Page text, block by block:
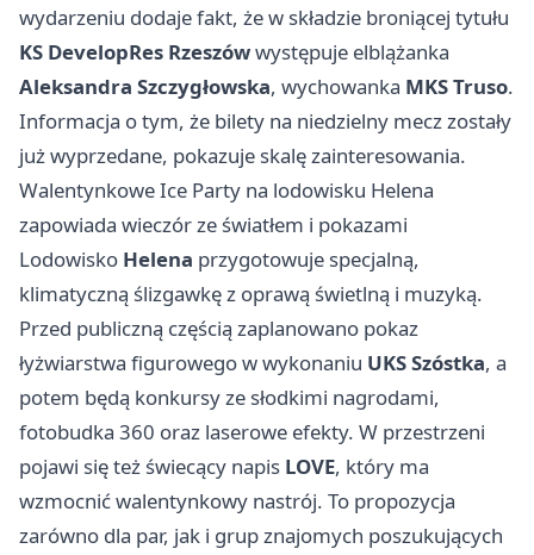
wydarzeniu dodaje fakt, że w składzie broniącej tytułu
KS DevelopRes Rzeszówwystępuje elblążanka
Aleksandra Szczygłowska, wychowanka MKS Truso.
Informacja o tym, że bilety na niedzielny mecz zostały
już wyprzedane, pokazuje skalę zainteresowania.
Walentynkowe Ice Party na lodowisku Helena
zapowiada wieczór ze światłem i pokazami
Lodowisko Helena przygotowuje specjalną,
klimatyczną ślizgawkę z oprawą świetlną i muzyką.
Przed publiczną częścią zaplanowano pokaz
łyżwiarstwa figurowego w wykonaniu UKS Szóstka, a
potem będą konkursy ze słodkimi nagrodami,
fotobudka 360 oraz laserowe efekty. W przestrzeni
pojawi się też świecący napis LOVE, który ma
wzmocnić walentynkowy nastrój. To propozycja
zarówno dla par, jak i grup znajomych poszukujących